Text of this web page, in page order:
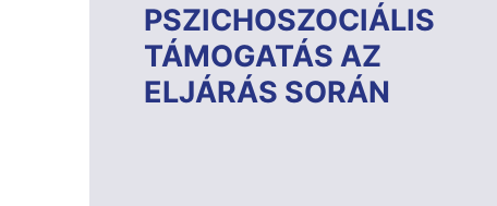
PSZICHOSZOCIÁLIS
TÁMOGATÁS AZ
ELJÁRÁS SORÁN